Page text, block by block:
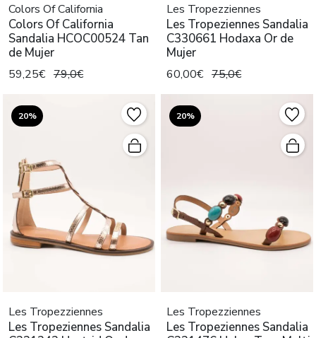
Colors Of California
Colors Of California
Sandalia HCOC00524 Tan
de Mujer
59,25€ 79,0€
Les Tropezziennes
Les Tropeziennes Sandalia
C330661 Hodaxa Or de
Mujer
60,00€ 75,0€
20%
Les Tropezziennes
Les Tropeziennes Sandalia
20%
Les Tropezziennes
Les Tropeziennes Sandalia